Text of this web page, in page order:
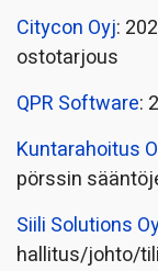
Citycon Oyj:
ostotarjous
QPR Software:
Kuntarahoitus
pörssin
Siili Solutions
hallitus/johto/